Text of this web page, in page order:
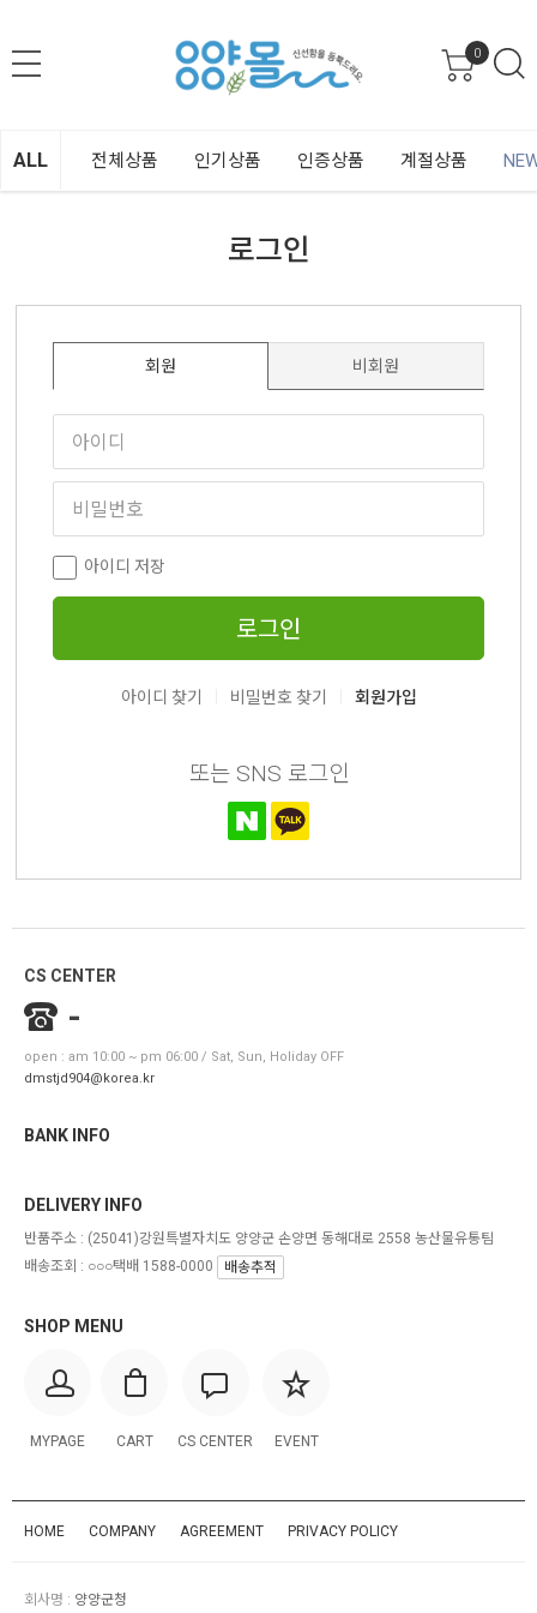
0
ALL 전체상품 인기상품 인증상품 계절상품
로그인
회원 비회원
아이디 저장
로그인
아이디 찾기 비밀번호 찾기 회원가입
또는 SNS 로그인
CS CENTER
-
open : am 10:00 ~ pm 06:00 / Sat, Sun, Holiday OFF
dmstjd904@korea.kr
BANK INFO
SHOP MENU
MYPAGE CART CS CENTER EVENT
DELIVERY INFO
반품주소 : (25041)강원특별자치도 양양군 손양면 동해대로 2558 농산물유통팀
배송조회 : ○○○택배 1588-0000
배송추적
HOME COMPANY AGREEMENT PRIVACY POLICY
회사명 : 양양군청